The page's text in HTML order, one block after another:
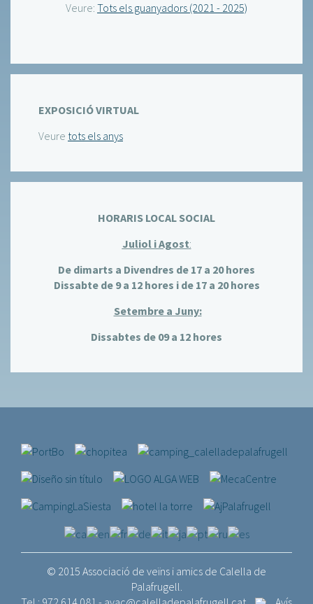
Veure: Tots els guanyadors (2021 - 2025)
EXPOSICIÓ VIRTUAL
Veure tots els anys
HORARIS LOCAL SOCIAL
Juliol i Agost:
De dimarts a Divendres de 17 a 20 hores
Dissabte de 9 a 12 hores i de 17 a 20 hores
Setembre a Juny:
Dissabtes de 09 a 12 hores
© 2015 Associació de veïns i amics de Calella de
Palafrugell.